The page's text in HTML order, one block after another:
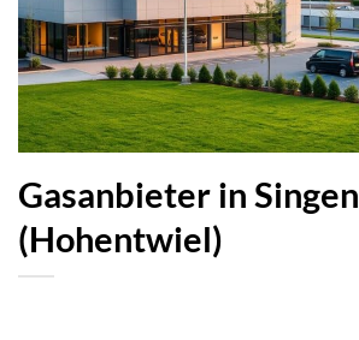
Gasanbieter in Singen
(Hohentwiel)